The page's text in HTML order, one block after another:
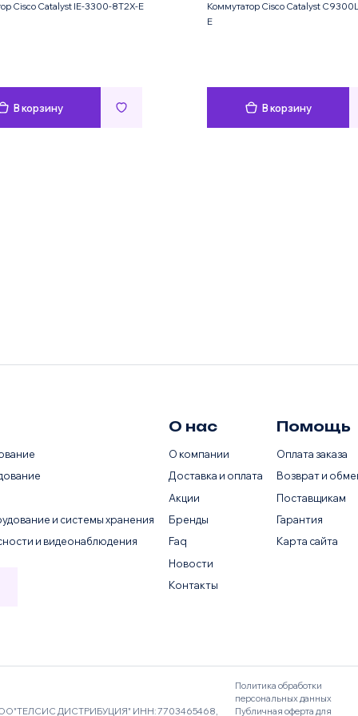
Cisco Catalyst IE-3300-8T2X-E
В корзину
Коммутатор Cisco Catalyst
E
В корзину
и системы хранения
и видеонаблюдения
О нас
О компании
Доставка и оплата
Акции
Бренды
Faq
Новости
Контакты
Помощь
Оплата заказа
Возврат и
Поставщикам
Гарантия
Карта сайта
ДИСТРИБУЦИЯ" ИНН: 7703465468,
Политика обработки
персональных данных
Публичная оферта для